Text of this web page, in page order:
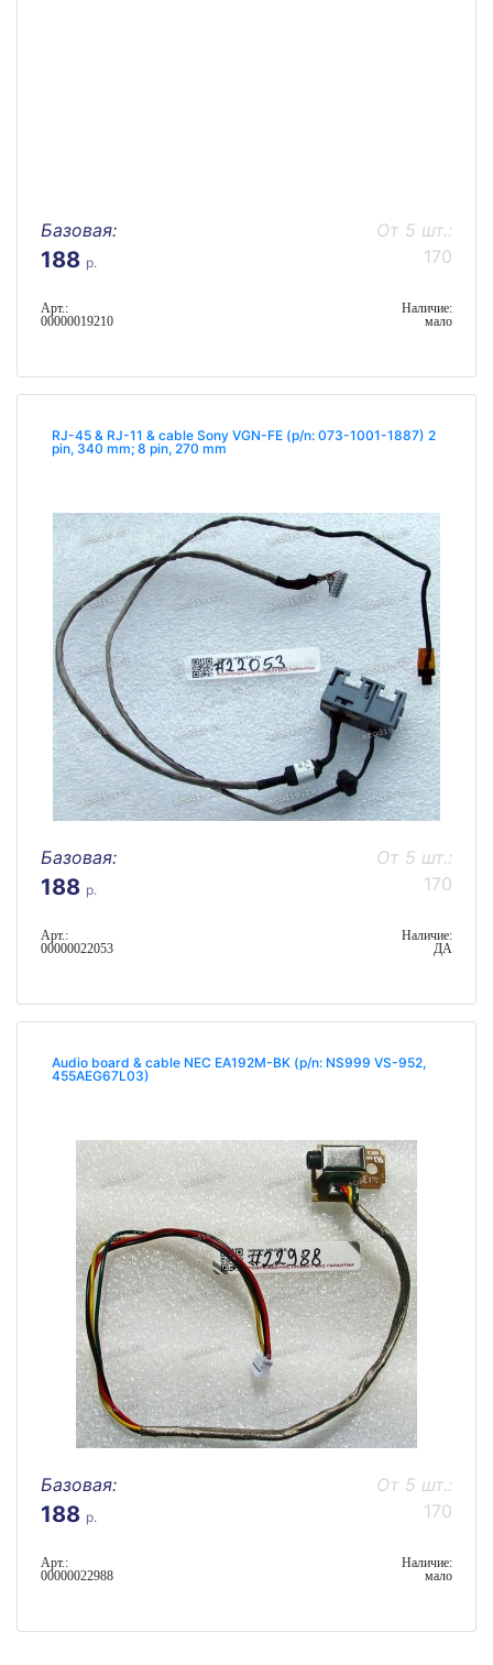
Базовая:
188 р.
От 5 шт.:
170
Арт.:
00000019210
Наличие:
мало
RJ-45 & RJ-11 & cable Sony VGN-FE (p/n: 073-1001-1887) 2
pin, 340 mm; 8 pin, 270 mm
Базовая:
188 р.
От 5 шт.:
170
Арт.:
00000022053
Наличие:
ДА
Audio board & cable NEC EA192M-BK (p/n: NS999 VS-952,
455AEG67L03)
Базовая:
188 р.
От 5 шт.:
170
Арт.:
00000022988
Наличие:
мало